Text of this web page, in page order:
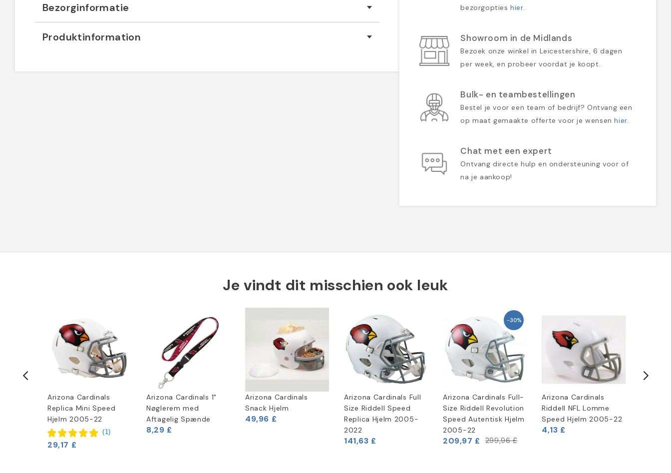
Bezorginformatie
Produktinformation
bezorgoptieshier.
Showroom in de Midlands
Bezoek onze winkel in Leicestershire, 6 dagen
per week, en probeer voordat je koopt.
Bulk- en teambestellingen
Bestel je voor een team of bedrijf? Ontvang een
op maat gemaakte offerte voor je wensenhier.
Chat met een expert
Ontvang directe hulp en ondersteuning voor of
na je aankoop!
Je vindt dit misschien ook leuk
Arizona Cardinals
Replica Mini Speed
Hjelm 2005-22
(1)
29,17 £
Arizona Cardinals 1"
Nøglerem med
Aftagelig Spænde
8,29 £
Arizona Cardinals
Snack Hjelm
49,96 £
Arizona Cardinals Full
Size Riddell Speed
Replica Hjelm 2005-
2022
141,63 £
-30%
Arizona Cardinals Full-
Size Riddell Revolution
Speed Autentisk Hjelm
2005-22
209,97 £ 299,96 £
Arizona Cardinals
Riddell NFL Lomme
Speed Hjelm 2005-22
4,13 £